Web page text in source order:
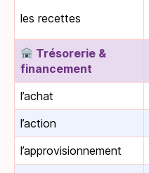
les recettes
Trésorerie &
financement
l’achat
l’action
l’approvisionnement